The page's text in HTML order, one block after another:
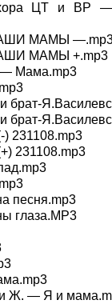
ЦТ и BP
МАМЫ
МАМЫ +.mp3
— Мама.mp3
брат-
брат-
231108.mp3
231108.mp3
песня.mp3
глаза.MP3
и Ж. — Я и